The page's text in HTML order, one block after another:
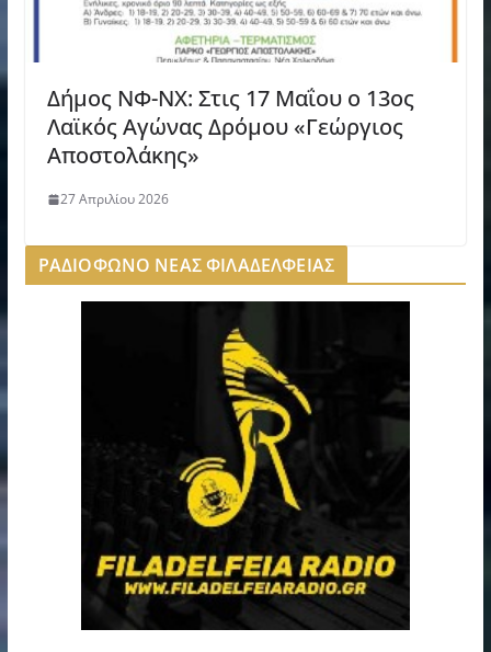
Δήμος ΝΦ-ΝΧ: Στις 17 Μαΐου ο 13ος
Λαϊκός Αγώνας Δρόμου «Γεώργιος
Αποστολάκης»
27 Απριλίου 2026
ΡΑΔΙΟΦΩΝΟ ΝΕΑΣ ΦΙΛΑΔΕΛΦΕΙΑΣ